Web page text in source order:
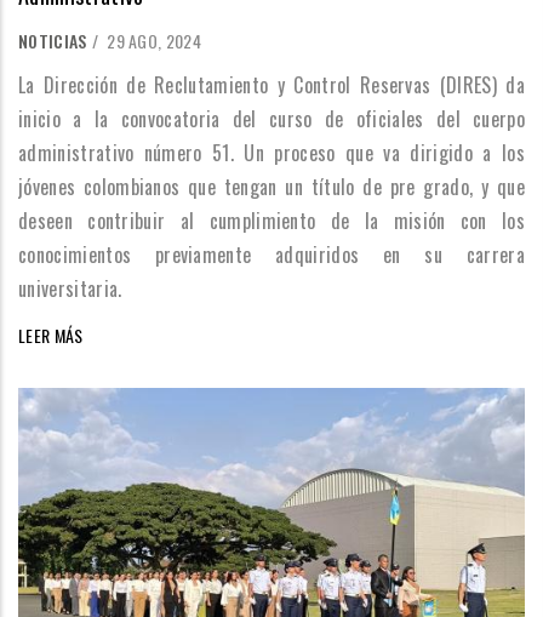
NOTICIAS / 29 AGO, 2024
La Dirección de Reclutamiento y Control Reservas (DIRES) da
inicio a la convocatoria del curso de oficiales del cuerpo
administrativo número 51. Un proceso que va dirigido a los
jóvenes colombianos que tengan un título de pre grado, y que
deseen contribuir al cumplimiento de la misión con los
conocimientos previamente adquiridos en su carrera
universitaria.
LEER MÁS